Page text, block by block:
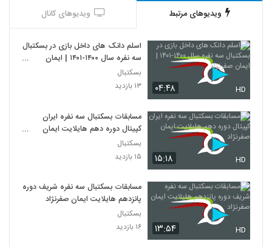
ویدیوهای مرتبط ویدیوهای کانال
۰۴:۴۸ HD
اسلم دانک های داخل بازی در بسکتبال
سه نفره سال ۱۴۰۰-۱۴۰۱ | ایمان
صفرنژاد
بسکتبال
۱۳ بازدید
۱۵:۱۸ HD
مسابقات بسکتبال سه نفره ایران
کپیتال دوره دهم هایلایت ایمان
صفرنژاد
بسکتبال
۱۵ بازدید
۱۳:۵۴ HD
مسابقات بسکتبال سه نفره شریف دوره
پانزدهم هایلایت ایمان صفرنژاد
بسکتبال
۱۶ بازدید